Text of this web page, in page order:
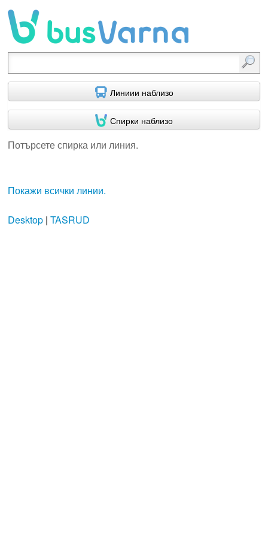
Линиии наблизо
Спирки наблизо
Потърсете спирка или линия.
Покажи всички линии.
Desktop| TASRUD